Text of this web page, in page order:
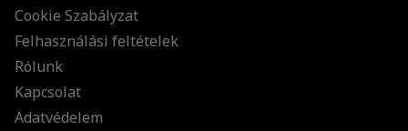
Cookie Szabályzat
Felhasználási feltételek
Rólunk
Kapcsolat
Adatvédelem